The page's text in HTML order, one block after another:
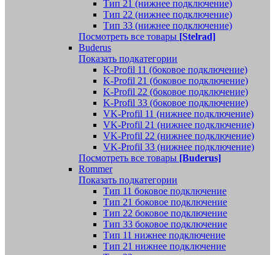
Тип 21 (нижнее подключение)
Тип 22 (нижнее подключение)
Тип 33 (нижнее подключение)
Посмотреть все товары [Stelrad]
Buderus
Показать подкатегории
K-Profil 11 (боковое подключение)
K-Profil 21 (боковое подключение)
K-Profil 22 (боковое подключение)
K-Profil 33 (боковое подключение)
VK-Profil 11 (нижнее подключение)
VK-Profil 21 (нижнее подключение)
VK-Profil 22 (нижнее подключение)
VK-Profil 33 (нижнее подключение)
Посмотреть все товары [Buderus]
Rommer
Показать подкатегории
Тип 11 боковое подключение
Тип 21 боковое подключение
Тип 22 боковое подключение
Тип 33 боковое подключение
Тип 11 нижнее подключение
Тип 21 нижнее подключение